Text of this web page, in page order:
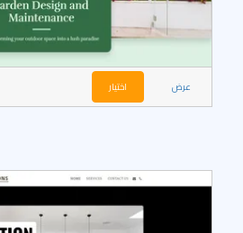
عرض اختيار